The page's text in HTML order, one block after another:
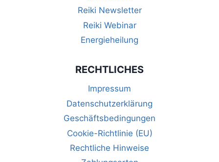
Reiki Newsletter
Reiki Webinar
Energieheilung
RECHTLICHES
Impressum
Datenschutzerklärung
Geschäftsbedingungen
Cookie-Richtlinie (EU)
Rechtliche Hinweise